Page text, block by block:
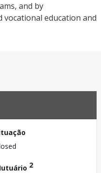
and by
education and
2